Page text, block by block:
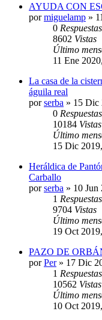
AYUDA CON
pormiguelamp »
0 Respuestas
8602 Vistas
Último
11 Ene
La casa de la
águila real
porserba » 15 Dic
0 Respuestas
10184 Vistas
Último
15 Dic
Heráldica de
Carballo
porserba » 10 Jun
1 Respuestas
9704 Vistas
Último
19 Oct
PAZO DE
porPer» 17 Dic
1 Respuestas
10562 Vistas
Último
10 Oct